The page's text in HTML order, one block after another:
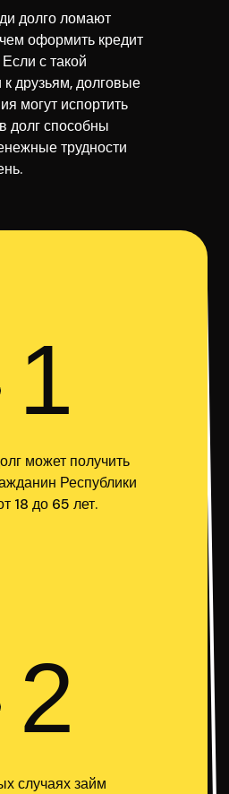
долго ломают
оформить кредит
с такой
друзьям, долговые
могут испортить
долг способны
трудности
1
может получить
Республики
18 до 65 лет.
2
случаях займ